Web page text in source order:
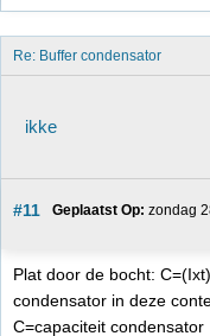
Re: Buffer condensator
ikke
#11 Geplaatst Op: zondag
Plat door de bocht:
condensator in deze
C=capaciteit condensator